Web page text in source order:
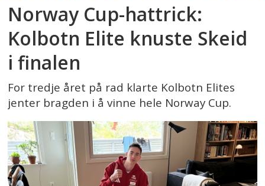
Norway Cup-hattrick:
Kolbotn Elite knuste Skeid
i finalen
For tredje året på rad klarte Kolbotn Elites
jenter bragden i å vinne hele Norway Cup.